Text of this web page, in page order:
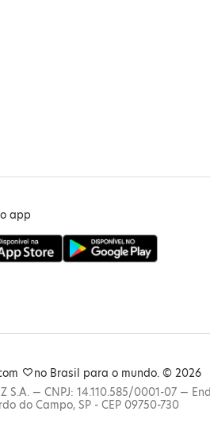
app
no Brasil para o mundo. © 2026
S.A. — CNPJ: 14.110.585/0001-07 —
do Campo, SP - CEP 09750-730